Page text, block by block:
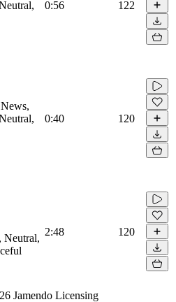
0:56 122
0:40 120
Neutral,
2:48 120
Jamendo Licensing